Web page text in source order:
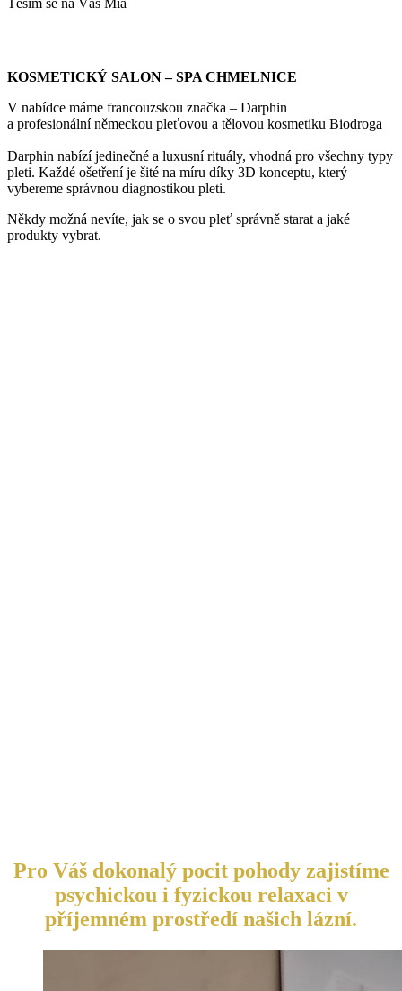
Těším se na Vás Mia
KOSMETICKÝ SALON – SPA CHMELNICE
V nabídce máme francouzskou značka – Darphin
a profesionální německou pleťovou a tělovou kosmetiku Biodroga
Darphin nabízí jedinečné a luxusní rituály, vhodná pro všechny typy
pleti. Každé ošetření je šité na míru díky 3D konceptu, který
vybereme správnou diagnostikou pleti.
Někdy možná nevíte, jak se o svou pleť správně starat a jaké
produkty vybrat.
Pro Váš dokonalý pocit pohody zajistíme
psychickou i fyzickou relaxaci v
příjemném prostředí našich lázní.